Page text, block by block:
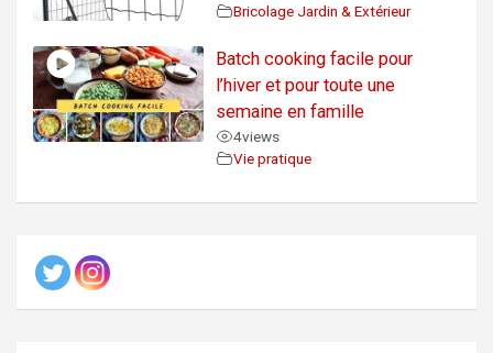
Bricolage Jardin & Extérieur
Batch cooking facile pour
l’hiver et pour toute une
semaine en famille
4views
Vie pratique